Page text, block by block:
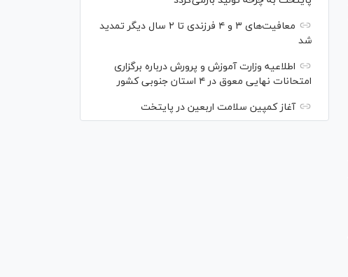
معافیت‌های ۳ و ۴ فرزندی تا ۲ سال دیگر تمدید
شد
اطلاعیه وزارت آموزش و پرورش درباره برگزاری
امتحانات نهایی معوق در ۴ استان جنوبی کشور
آغاز کمپین سلامت اربعین در پایتخت